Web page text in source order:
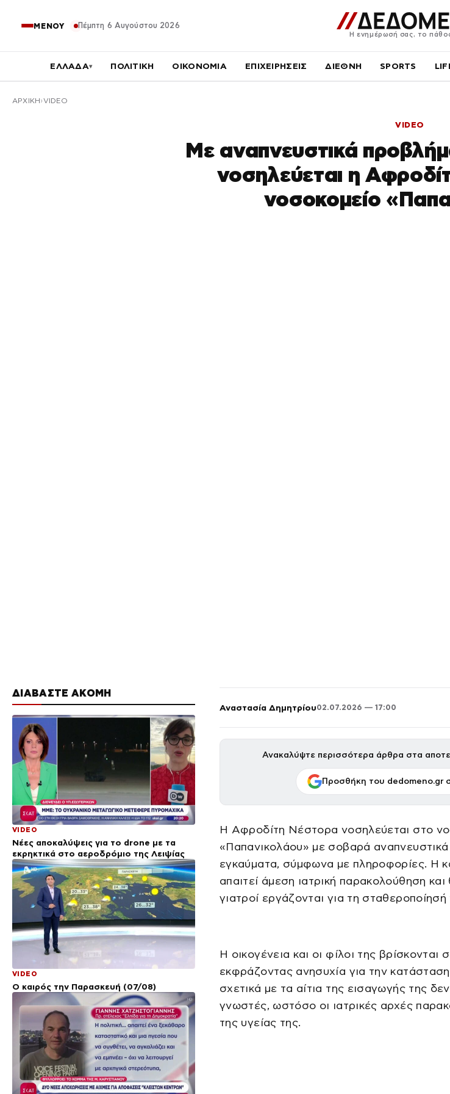
ΜΕΝΟΥ Πέμπτη 6 Αυγούστου 2026
Η ενημέρωσή σας, το
ΕΛΛΑΔΑ▾ ΠΟΛΙΤΙΚΗ ΟΙΚΟΝΟΜΙΑ ΕΠΙΧΕΙΡΗΣΕΙΣ ΔΙΕΘΝΗ SPORTS
ΑΡΧΙΚΉ VIDEO
VIDEO
Με αναπνευστικά
νοσηλεύεται η
νοσοκομείο
ΔΙΑΒΑΣΤΕ ΑΚΟΜΗ
VIDEO
Νέες αποκαλύψεις για το drone με τα
εκρηκτικά στο αεροδρόμιο της Λειψίας
VIDEO
Ο καιρός την Παρασκευή (07/08)
Αναστασία Δημητρίου02.07.2026 — 17:00
Ανακαλύψτε περισσότερα άρθρα στα
Προσθήκη του dedomeno.gr
Η Αφροδίτη Νέστορα νοσηλεύεται στο
«Παπανικολάου» με σοβαρά
εγκαύματα, σύμφωνα με πληροφορίες. Η
απαιτεί άμεση ιατρική παρακολούθηση
γιατροί εργάζονται για τη σταθεροποίησή
Η οικογένεια και οι φίλοι της βρίσκονται
εκφράζοντας ανησυχία για την
σχετικά με τα αίτια της εισαγωγής της
γνωστές, ωστόσο οι ιατρικές αρχές
της υγείας της.